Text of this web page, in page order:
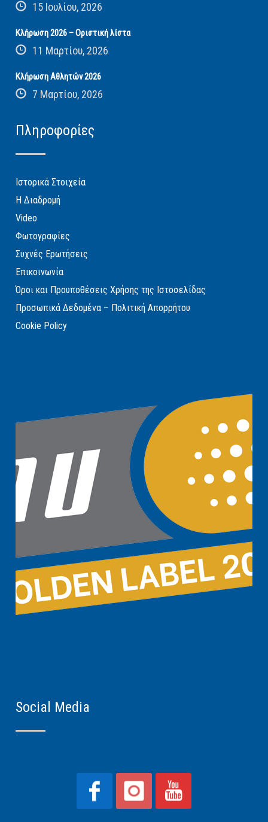
15 Ιουλίου, 2026
Κλήρωση 2026 – Οριστική λίστα
11 Μαρτίου, 2026
Κλήρωση Αθλητών 2026
7 Μαρτίου, 2026
Πληροφορίες
Ιστορικά Στοιχεία
Η Διαδρομή
Video
Φωτογραφίες
Συχνές Ερωτήσεις
Επικοινωνία
Όροι και Προυποθέσεις Χρήσης της Ιστοσελίδας
Προσωπικά Δεδομένα – Πολιτική Απορρήτου
Cookie Policy
Social Media